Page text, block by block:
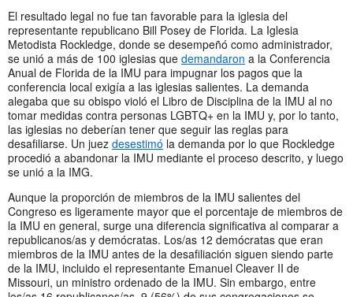
El resultado legal no fue tan favorable para la iglesia del
representante republicano Bill Posey de Florida. La Iglesia
Metodista Rockledge, donde se desempeñó como administrador,
se unió a más de 100 iglesias que demandaron a la Conferencia
Anual de Florida de la IMU para impugnar los pagos que la
conferencia local exigía a las iglesias salientes. La demanda
alegaba que su obispo violó el Libro de Disciplina de la IMU al no
tomar medidas contra personas LGBTQ+ en la IMU y, por lo tanto,
las iglesias no deberían tener que seguir las reglas para
desafiliarse. Un juez desestimó la demanda por lo que Rockledge
procedió a abandonar la IMU mediante el proceso descrito, y luego
se unió a la IMG.
Aunque la proporción de miembros de la IMU salientes del
Congreso es ligeramente mayor que el porcentaje de miembros de
la IMU en general, surge una diferencia significativa al comparar a
republicanos/as y demócratas. Los/as 12 demócratas que eran
miembros de la IMU antes de la desafiliación siguen siendo parte
de la IMU, incluido el representante Emanuel Cleaver II de
Missouri, un ministro ordenado de la IMU. Sin embargo, entre